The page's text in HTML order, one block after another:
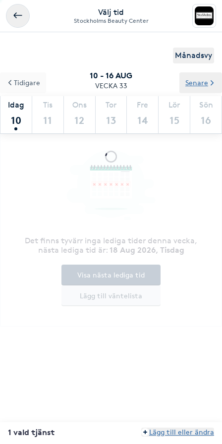
Välj tid
Stockholms Beauty Center
Månadsvy
10 - 16 AUG
VECKA 33
Idag
10
Tis
11
Ons
12
Tor
13
Fre
14
Lör
15
Sön
16
Tidigare Senare
Det finns tyvärr inga lediga tider denna vecka,
nästa lediga tid är: 18 Aug 2026, Tisdag
Lägg till väntelista
Visa nästa lediga tid
1 vald tjänst Lägg till eller ändra